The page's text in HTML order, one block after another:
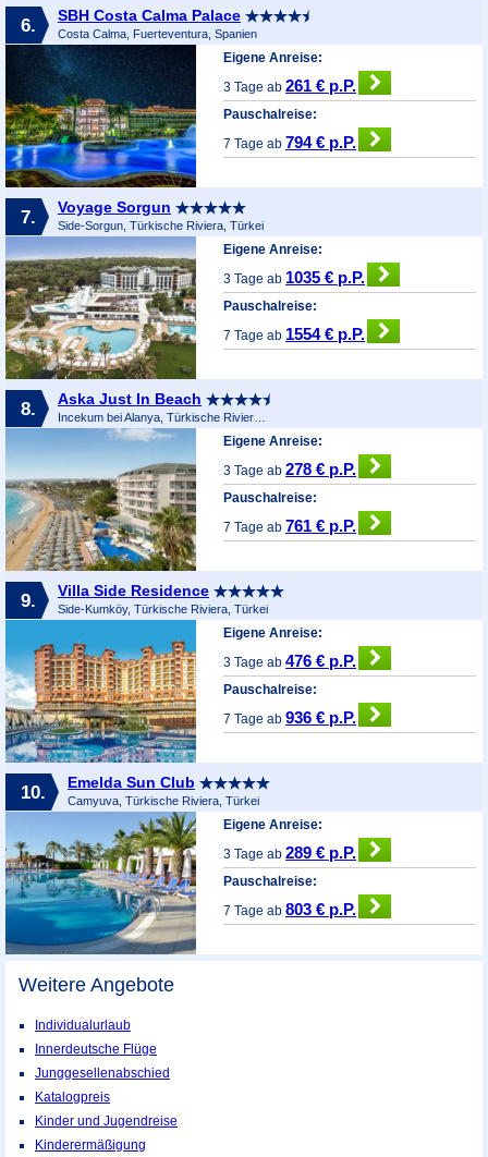
6. SBH Costa Calma Palace
Costa Calma, Fuerteventura, Spanien
Eigene Anreise:
3 Tage ab261 € p.P.
Pauschalreise:
7 Tage ab 794 € p.P.
7. Voyage Sorgun
Side-Sorgun, Türkische Riviera, Türkei
Eigene Anreise:
3 Tage ab 1035 € p.P.
Pauschalreise:
7 Tage ab 1554 € p.P.
8. Aska Just In Beach
Incekum bei Alanya, Türkische Riviera, Türkei
Eigene Anreise:
3 Tage ab278 € p.P.
Pauschalreise:
7 Tage ab761 € p.P.
9. Villa Side Residence
Side-Kumköy, Türkische Riviera, Türkei
Eigene Anreise:
3 Tage ab476 € p.P.
Pauschalreise:
7 Tage ab936 € p.P.
10. Emelda Sun Club
Camyuva, Türkische Riviera, Türkei
Eigene Anreise:
3 Tage ab289 € p.P.
Pauschalreise:
7 Tage ab803 € p.P.
Weitere Angebote
Individualurlaub
Innerdeutsche Flüge
Junggesellenabschied
Katalogpreis
Kinder und Jugendreise
Kinderermäßigung